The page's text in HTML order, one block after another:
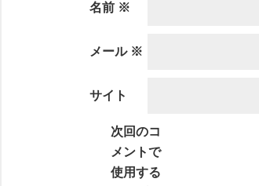
名前 ※
メール ※
サイト
次回のコ
メントで
使用する